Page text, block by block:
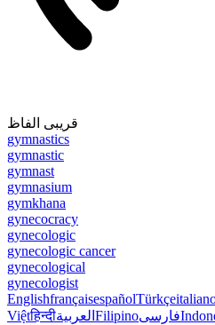
قریبی الفاظ
gymnastics
gymnastic
gymnast
gymnasium
gymkhana
gynecocracy
gynecologic
gynecologic cancer
gynecological
gynecologist
EnglishfrançaisespañolTürkçe
Việtहिन्दीالعربية Filipinoفارسی